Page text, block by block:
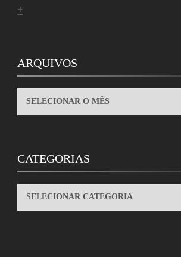
+
ARQUIVOS
ARQUIVOS
CATEGORIAS
CATEGORIAS